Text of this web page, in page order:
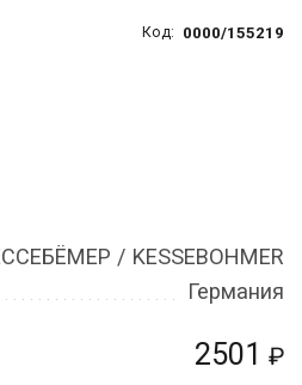
Код: 0000/155219
2501 ₽
/ KESSEBOHMER
Германия